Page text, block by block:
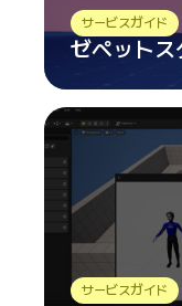
サービスガイド
ゼペット
サービスガイド